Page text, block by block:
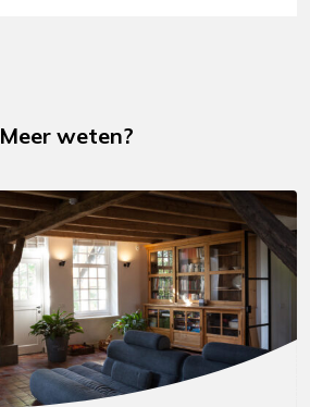
Meer weten?